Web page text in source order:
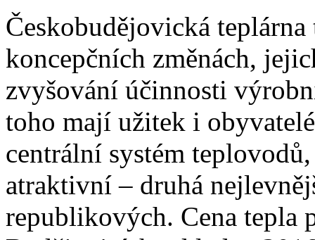
Českobudějovická
koncepčních změnách,
zvyšování účinnosti
toho mají užitek i
centrální systém
atraktivní – druhá
republikových. Cena tepla